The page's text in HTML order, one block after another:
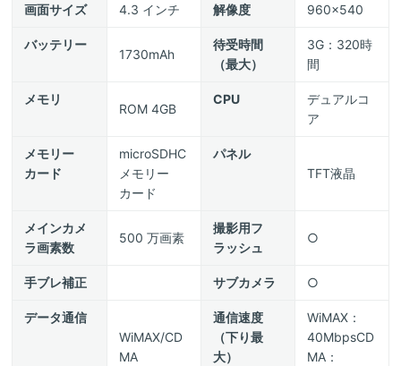
画面サイズ 4.3 インチ 解像度 960x540
バッテリー
1730mAh
待受時間
（最大）
3G：320時
間
メモリ
ROM 4GB
CPU
デュアルコ
ア
メモリー
カード
microSDHC
メモリー
カード
パネル
TFT液晶
メインカメ
ラ画素数
500 万画素
撮影用フ
ラッシュ
○
手ブレ補正 サブカメラ ○
データ通信
WiMAX/CD
MA
通信速度
（下り最
大）
WiMAX：
40MbpsCD
MA：